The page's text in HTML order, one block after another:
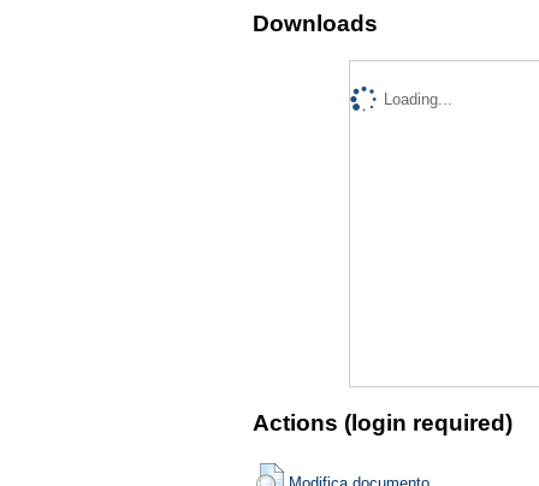
Downloads
Loading...
Actions (login required)